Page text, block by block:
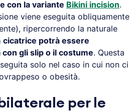
con la variante Bikini incision.
viene eseguita obliquamente
ripercorrendo la naturale
cicatrice potrà essere
gli slip o il costume. Questa
solo nel caso in cui non ci
o obesità.
per le